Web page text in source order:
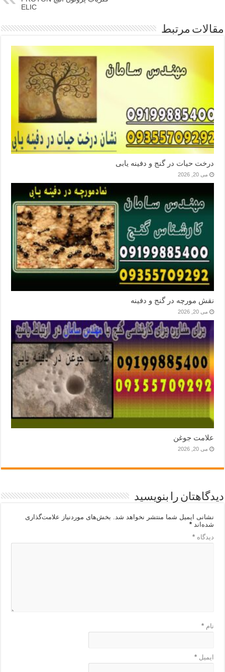
ELIC
مقالات مرتبط
درخت حیات در گنج و دفینه یابی
می 20, 2026
نقش مورچه در گنج و دفینه
می 20, 2026
علامت جوغن
می 20, 2026
دیدگاهتان را بنویسید
نشانی ایمیل شما منتشر نخواهد شد.
بخش‌های موردنیاز علامت‌گذاری
شده‌اند*
دیدگاه*
نام*
ایمیل*